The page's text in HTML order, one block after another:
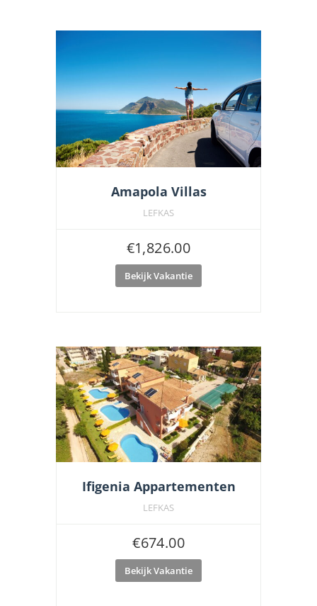
Amapola Villas
LEFKAS
€1,826.00
Bekijk Vakantie
Ifigenia Appartementen
LEFKAS
€674.00
Bekijk Vakantie